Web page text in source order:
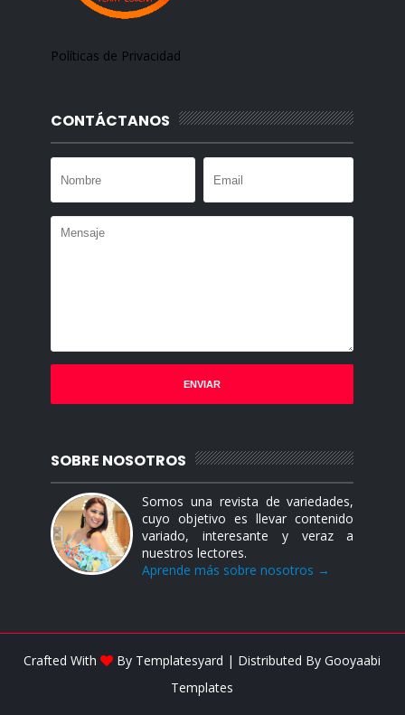
Políticas de Privacidad
CONTÁCTANOS
SOBRE NOSOTROS
Somos una revista de variedades,
cuyo objetivo es llevar contenido
variado, interesante y veraz a
nuestros lectores.
Aprende más sobre nosotros →
Crafted With By Templatesyard | Distributed ByGooyaabi
Templates